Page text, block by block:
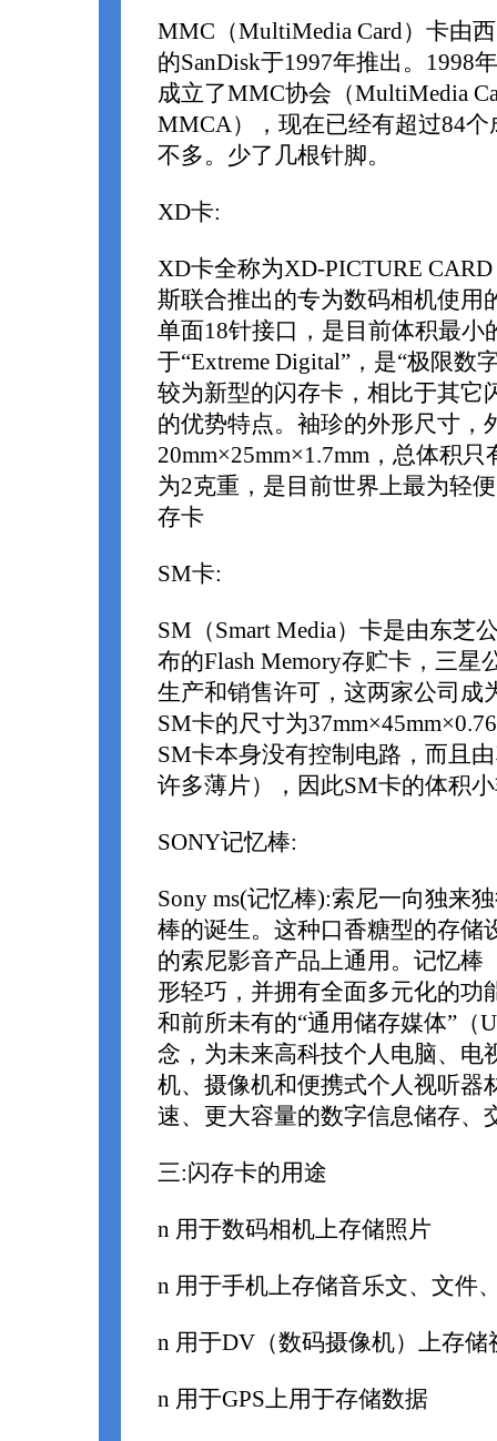
MMC（MultiMedia Card）卡由
的SanDisk于1997年推出。1998
成立了MMC协会（MultiMedia
MMCA），现在已经有超过84个
不多。少了几根针脚。
XD卡:
XD卡全称为XD-PICTURE
斯联合推出的专为数码相机使用
单面18针接口，是目前体积最小
于“Extreme Digital”，是“极限数
较为新型的闪存卡，相比于其它
的优势特点。袖珍的外形尺寸，
20mm×25mm×1.7mm，总体积
为2克重，是目前世界上最为轻
存卡
SM卡:
SM（Smart Media）卡是由东芝
布的Flash Memory存贮卡，三星
生产和销售许可，这两家公司成
SM卡的尺寸为
SM卡本身没有控制电路，而且
许多薄片），因此SM卡的体积
SONY记忆棒:
Sony ms(记忆棒):索尼一向独来
棒的诞生。这种口香糖型的存储
的索尼影音产品上通用。记忆棒
形轻巧，并拥有全面多元化的功
和前所未有的“通用储存媒体”（
念，为未来高科技个人电脑、电
机、摄像机和便携式个人视听器
速、更大容量的数字信息储存、
三:闪存卡的用途
n 用于数码相机上存储照片
n 用于手机上存储音乐文、文件
n 用于DV（数码摄像机）上存储
n 用于GPS上用于存储数据